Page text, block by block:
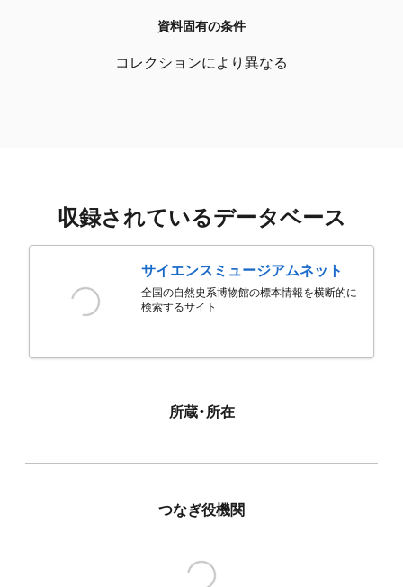
資料固有の条件
コレクションにより異なる
収録されているデータベース
サイエンスミュージアムネット
全国の自然史系博物館の標本情報を横断的に
検索するサイト
所蔵・所在
つなぎ役機関